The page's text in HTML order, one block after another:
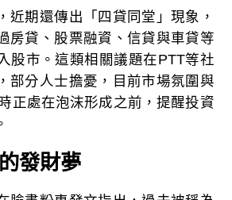
近期還傳出「四貸同堂」現象，
房貸、股票融資、信貸與車貸等
股市。這類相關議題在PTT等社
部分人士擔憂，目前市場氛圍與
正處在泡沫形成之前，提醒投資
發財夢